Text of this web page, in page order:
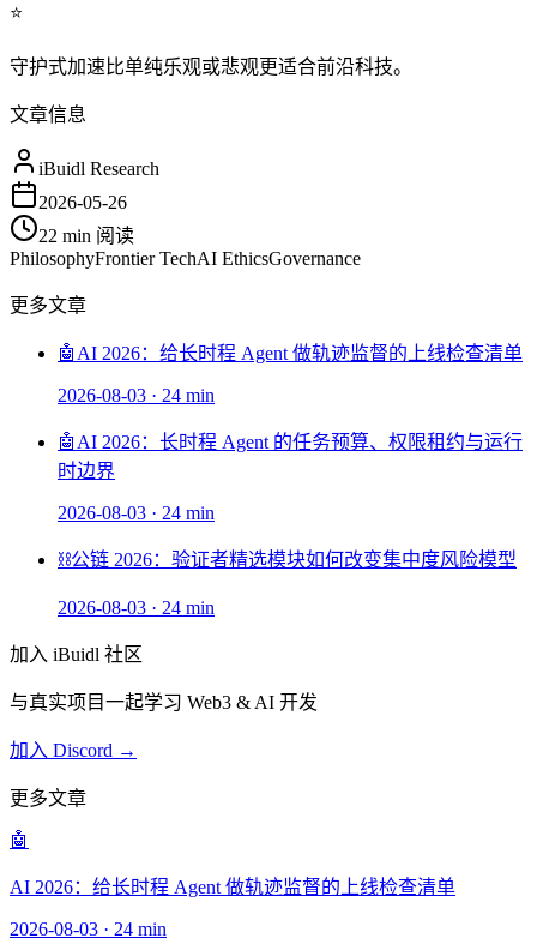
⭐
守护式加速比单纯乐观或悲观更适合前沿科技。
文章信息
iBuidl Research
2026-05-26
22 min 阅读
PhilosophyFrontier TechAI EthicsGovernance
更多文章
🤖 AI 2026：给长时程 Agent 做轨迹监督的上线检查清单
2026-08-03 · 24 min
🤖 AI 2026：长时程 Agent 的任务预算、权限租约与运行
时边界
2026-08-03 · 24 min
⛓️公链 2026：验证者精选模块如何改变集中度风险模型
2026-08-03 · 24 min
加入 iBuidl 社区
与真实项目一起学习 Web3 & AI 开发
加入 Discord →
更多文章
🤖
AI 2026：给长时程 Agent 做轨迹监督的上线检查清单
2026-08-03 · 24 min